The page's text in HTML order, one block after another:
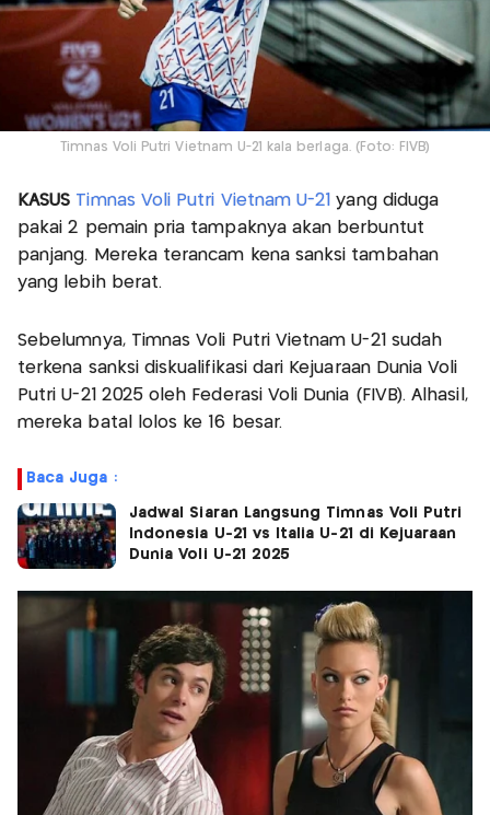
Timnas Voli Putri Vietnam U-21 kala berlaga. (Foto: FIVB)
KASUS Timnas Voli Putri Vietnam U-21
yang diduga
pakai 2 pemain pria tampaknya akan berbuntut
panjang. Mereka terancam kena sanksi tambahan
yang lebih berat.
Sebelumnya, Timnas Voli Putri Vietnam U-21 sudah
terkena sanksi diskualifikasi dari Kejuaraan Dunia Voli
Putri U-21 2025 oleh Federasi Voli Dunia (FIVB). Alhasil,
mereka batal lolos ke 16 besar.
Baca Juga :
Jadwal Siaran Langsung Timnas Voli Putri
Indonesia U-21 vs Italia U-21 di Kejuaraan
Dunia Voli U-21 2025